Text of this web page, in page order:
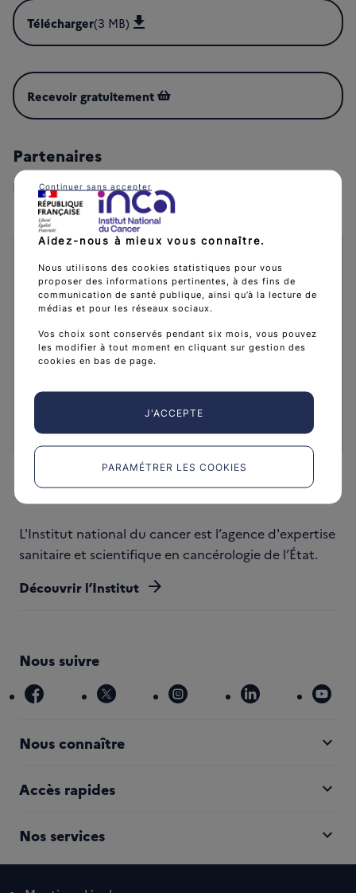
Télécharger(3 MB)
Télécharger Les traitements du cancer du rein (PDF - 3
Recevoir gratuitement
Partenaires
Ligue contre le cancer
Caractéristiques
Collection : Guides patients
Public :Médecins généralistes / Personnes
malades / Proches aidants / Professionnels de
santé
Date de publication :
Référence :GUIREIN13
Brochure A5
Langue :Français
L'Institut national du cancer est l’agence d'expertise
sanitaire et scientifique en cancérologie de l’État.
Découvrir l’Institut arrow_forward
Nous suivre
facebook x instagram linkedin
Nous connaître expand_more
Accès rapides expand_more
Nos services expand_more
Aidez-nous à mieux vous connaître.
Nous utilisons des cookies statistiques pour vous
proposer des informations pertinentes, à des fins de
communication de santé publique, ainsi qu’à la lecture de
médias et pour les réseaux sociaux.
Vos choix sont conservés pendant six mois, vous pouvez
les modifier à tout moment en cliquant sur gestion des
cookies en bas de page.
J'ACCEPTE
PARAMÉTRER LES COOKIES
Continuer sans accepter